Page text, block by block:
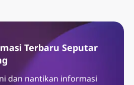
Terbaru Seputar
dan nantikan informasi